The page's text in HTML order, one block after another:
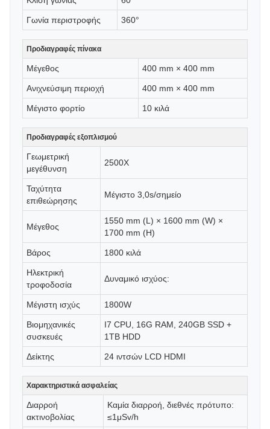
Γωνία περιστροφής 360°
Προδιαγραφές πίνακα
Μέγεθος 400 mm × 400 mm
Ανιχνεύσιμη περιοχή 400 mm × 400 mm
Μέγιστο φορτίο 10 κιλά
Προδιαγραφές εξοπλισμού
Γεωμετρική
μεγέθυνση
2500X
Ταχύτητα
επιθεώρησης
Μέγιστο 3,0s/σημείο
Μέγεθος
1550 mm (L) × 1600 mm (W) ×
1700 mm (H)
Βάρος 1800 κιλά
Ηλεκτρική
τροφοδοσία
Δυναμικό ισχύος:
Μέγιστη ισχύς 1800W
Βιομηχανικές
συσκευές
I7 CPU, 16G RAM, 240GB SSD +
1TB HDD
Δείκτης 24 ιντσών LCD HDMI
Χαρακτηριστικά ασφαλείας
Διαρροή
ακτινοβολίας
Καμία διαρροή, διεθνές πρότυπο:
≤1μSv/h